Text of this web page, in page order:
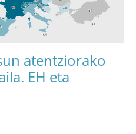
atentziorako
EH eta